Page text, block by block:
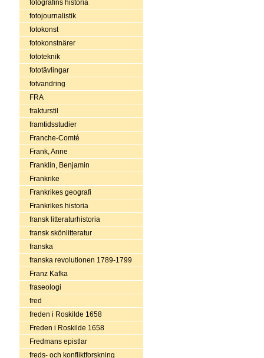
fotografins historia
fotojournalistik
fotokonst
fotokonstnärer
fototeknik
fototävlingar
fotvandring
FRA
frakturstil
framtidsstudier
Franche-Comté
Frank, Anne
Franklin, Benjamin
Frankrike
Frankrikes geografi
Frankrikes historia
fransk litteraturhistoria
fransk skönlitteratur
franska
franska revolutionen 1789-1799
Franz Kafka
fraseologi
fred
freden i Roskilde 1658
Freden i Roskilde 1658
Fredmans epistlar
freds- och konfliktforskning